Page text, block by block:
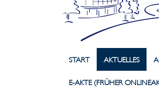
START AKTUELLES
E-AKTE (FRÜHER